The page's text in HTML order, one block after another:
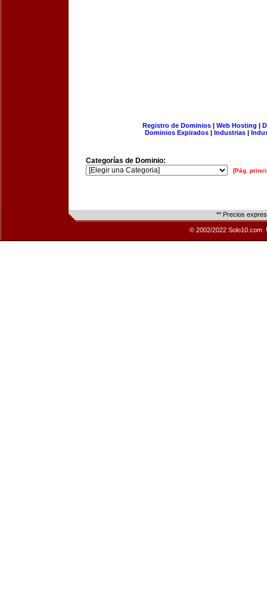
Registro de Dominios| Web Hosting |
Dominios Expirados | Industrias |
Categorías de Dominio:
[Pág.
** Precios
© 2002/2022 Solo10.com